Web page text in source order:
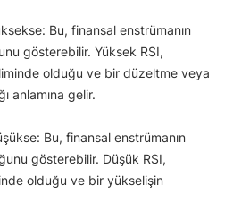
Bu, finansal enstrümanın
gösterebilir. Yüksek RSI,
olduğu ve bir düzeltme veya
anlamına gelir.
Bu, finansal enstrümanın
gösterebilir. Düşük RSI,
olduğu ve bir yükselişin